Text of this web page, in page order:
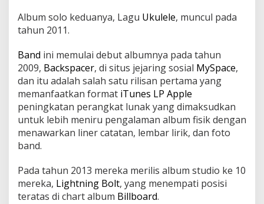
Album solo keduanya, Lagu Ukulele, muncul pada
tahun 2011.
Band ini memulai debut albumnya pada tahun
2009, Backspacer, di situs jejaring sosial MySpace,
dan itu adalah salah satu rilisan pertama yang
memanfaatkan format iTunes LP Apple
peningkatan perangkat lunak yang dimaksudkan
untuk lebih meniru pengalaman album fisik dengan
menawarkan liner catatan, lembar lirik, dan foto
band.
Pada tahun 2013 mereka merilis album studio ke 10
mereka, Lightning Bolt, yang menempati posisi
teratas di chart album Billboard.